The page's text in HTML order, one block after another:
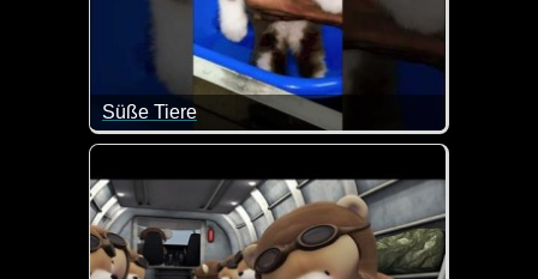
Süße Tiere
Wenn diese Tiere nicht total lieb sind.